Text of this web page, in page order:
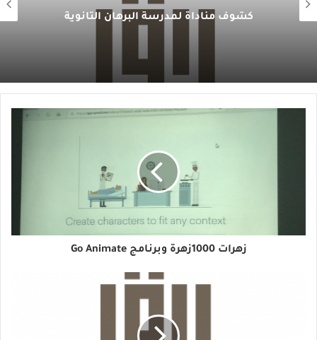
كشوف مناداة لمدرسة البرهان الثانوية
زهرات 1000زهرة وبرنامج Go Animate